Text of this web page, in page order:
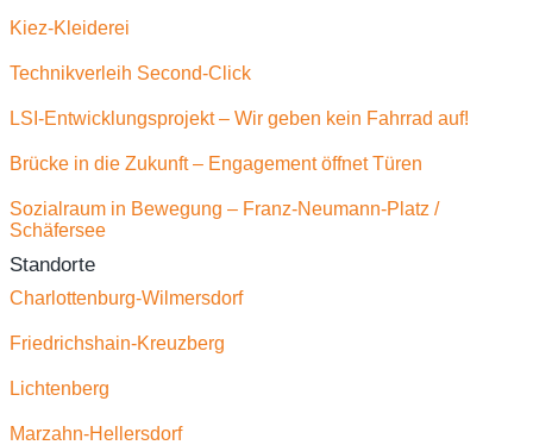
Kiez-Kleiderei
Technikverleih Second-Click
LSI-Entwicklungsprojekt – Wir geben kein Fahrrad auf!
Brücke in die Zukunft – Engagement öffnet Türen
Sozialraum in Bewegung – Franz-Neumann-Platz /
Schäfersee
Standorte
Charlottenburg-Wilmersdorf
Friedrichshain-Kreuzberg
Lichtenberg
Marzahn-Hellersdorf